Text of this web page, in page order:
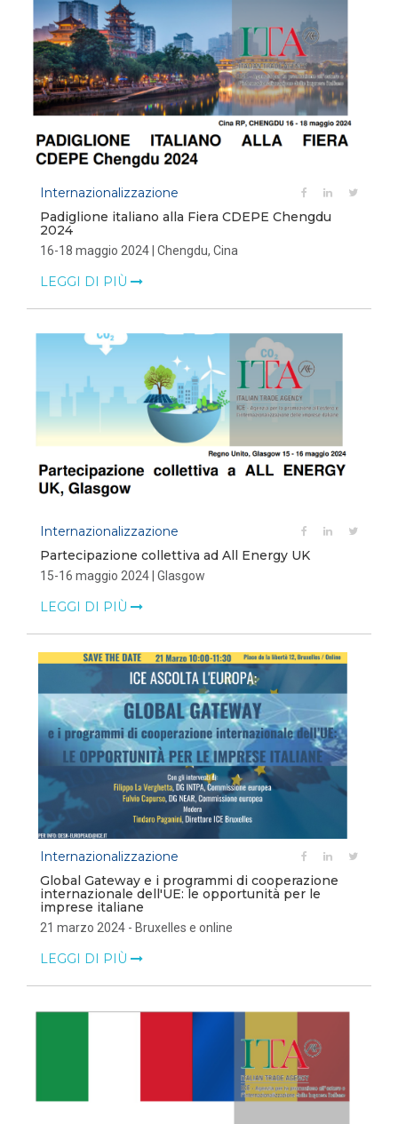
Internazionalizzazione
Padiglione italiano alla Fiera CDEPE Chengdu
2024
16-18 maggio 2024 | Chengdu, Cina
LEGGI DI PIÙ
Internazionalizzazione
Partecipazione collettiva ad All Energy UK
15-16 maggio 2024 | Glasgow
LEGGI DI PIÙ
Internazionalizzazione
Global Gateway e i programmi di cooperazione
internazionale dell'UE: le opportunità per le
imprese italiane
21 marzo 2024 - Bruxelles e online
LEGGI DI PIÙ